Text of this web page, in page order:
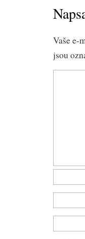
Vaše e-
jsou